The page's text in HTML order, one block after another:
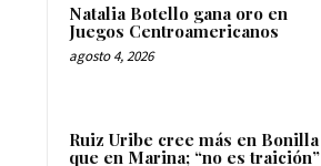
Natalia Botello gana oro en
Juegos Centroamericanos
agosto 4, 2026
Ruiz Uribe cree más en Bonilla
que en Marina; “no es traición”